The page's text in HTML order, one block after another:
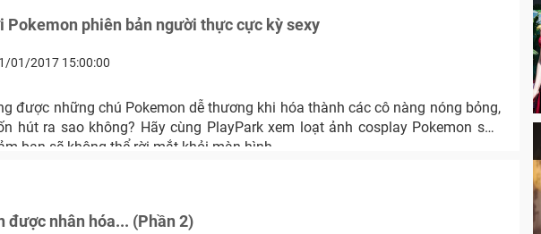
Pokemon phiên bản người thực cực kỳ sexy
01/2017 15:00:00
được những chú Pokemon dễ thương khi hóa thành các cô nàng nóng bỏng,
hút ra sao không? Hãy cùng PlayPark xem loạt ảnh cosplay Pokemon sau
bạn sẽ không thể rời mắt khỏi màn hình.
được nhân hóa... (Phần 2)